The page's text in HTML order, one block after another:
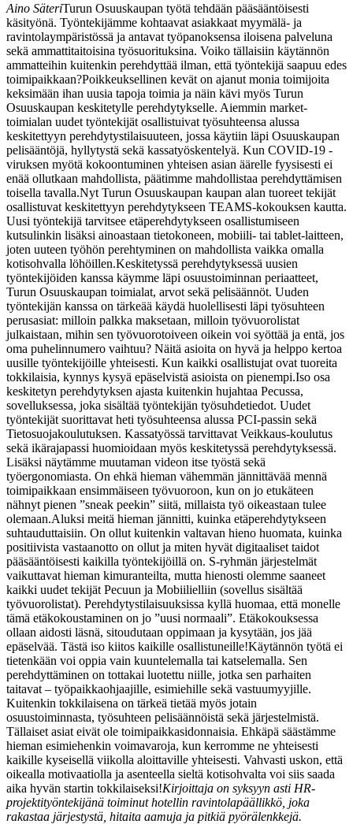
Aino SäteriTurun Osuuskaupan työtä tehdään pääsääntöisesti
käsityönä. Työntekijämme kohtaavat asiakkaat myymälä- ja
ravintolaympäristössä ja antavat työpanoksensa iloisena palveluna
sekä ammattitaitoisina työsuorituksina. Voiko tällaisiin käytännön
ammatteihin kuitenkin perehdyttää ilman, että työntekijä saapuu edes
toimipaikkaan?Poikkeuksellinen kevät on ajanut monia toimijoita
keksimään ihan uusia tapoja toimia ja näin kävi myös Turun
Osuuskaupan keskitetylle perehdytykselle. Aiemmin market-
toimialan uudet työntekijät osallistuivat työsuhteensa alussa
keskitettyyn perehdytystilaisuuteen, jossa käytiin läpi Osuuskaupan
pelisääntöjä, hyllytystä sekä kassatyöskentelyä. Kun COVID-19 -
viruksen myötä kokoontuminen yhteisen asian äärelle fyysisesti ei
enää ollutkaan mahdollista, päätimme mahdollistaa perehdyttämisen
toisella tavalla.Nyt Turun Osuuskaupan kaupan alan tuoreet tekijät
osallistuvat keskitettyyn perehdytykseen TEAMS-kokouksen kautta.
Uusi työntekijä tarvitsee etäperehdytykseen osallistumiseen
kutsulinkin lisäksi ainoastaan tietokoneen, mobiili- tai tablet-laitteen,
joten uuteen työhön perehtyminen on mahdollista vaikka omalla
kotisohvalla löhöillen.Keskitetyssä perehdytyksessä uusien
työntekijöiden kanssa käymme läpi osuustoiminnan periaatteet,
Turun Osuuskaupan toimialat, arvot sekä pelisäännöt. Uuden
työntekijän kanssa on tärkeää käydä huolellisesti läpi työsuhteen
perusasiat: milloin palkka maksetaan, milloin työvuorolistat
julkaistaan, mihin sen työvuorotoiveen oikein voi syöttää ja entä, jos
oma puhelinnumero vaihtuu? Näitä asioita on hyvä ja helppo kertoa
uusille työntekijöille yhteisesti. Kun kaikki osallistujat ovat tuoreita
tokkilaisia, kynnys kysyä epäselvistä asioista on pienempi.Iso osa
keskitetyn perehdytyksen ajasta kuitenkin hujahtaa Pecussa,
sovelluksessa, joka sisältää työntekijän työsuhdetiedot. Uudet
työntekijät suorittavat heti työsuhteensa alussa PCI-passin sekä
Tietosuojakoulutuksen. Kassatyössä tarvittavat Veikkaus-koulutus
sekä ikärajapassi huomioidaan myös keskitetyssä perehdytyksessä.
Lisäksi näytämme muutaman videon itse työstä sekä
työergonomiasta. On ehkä hieman vähemmän jännittävää mennä
toimipaikkaan ensimmäiseen työvuoroon, kun on jo etukäteen
nähnyt pienen ”sneak peekin” siitä, millaista työ oikeastaan tulee
olemaan.Aluksi meitä hieman jännitti, kuinka etäperehdytykseen
suhtauduttaisiin. On ollut kuitenkin valtavan hieno huomata, kuinka
positiivista vastaanotto on ollut ja miten hyvät digitaaliset taidot
pääsääntöisesti kaikilla työntekijöillä on. S-ryhmän järjestelmät
vaikuttavat hieman kimuranteilta, mutta hienosti olemme saaneet
kaikki uudet tekijät Pecuun ja Mobiilielliin (sovellus sisältää
työvuorolistat). Perehdytystilaisuuksissa kyllä huomaa, että monelle
tämä etäkokoustaminen on jo ”uusi normaali”. Etäkokouksessa
ollaan aidosti läsnä, sitoudutaan oppimaan ja kysytään, jos jää
epäselvää. Tästä iso kiitos kaikille osallistuneille!Käytännön työtä ei
tietenkään voi oppia vain kuuntelemalla tai katselemalla. Sen
perehdyttäminen on tottakai luotettu niille, jotka sen parhaiten
taitavat – työpaikkaohjaajille, esimiehille sekä vastuumyyjille.
Kuitenkin tokkilaisena on tärkeä tietää myös jotain
osuustoiminnasta, työsuhteen pelisäännöistä sekä järjestelmistä.
Tällaiset asiat eivät ole toimipaikkasidonnaisia. Ehkäpä säästämme
hieman esimiehenkin voimavaroja, kun kerromme ne yhteisesti
kaikille kyseisellä viikolla aloittaville yhteisesti. Vahvasti uskon, että
oikealla motivaatiolla ja asenteella sieltä kotisohvalta voi siis saada
aika hyvän startin tokkilaiseksi!Kirjoittaja on syksyyn asti HR-
projektityöntekijänä toiminut hotellin ravintolapäällikkö, joka
rakastaa järjestystä, hitaita aamuja ja pitkiä pyörälenkkejä.